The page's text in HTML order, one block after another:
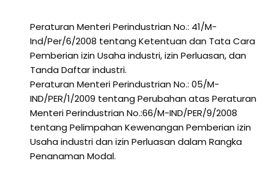
Peraturan Menteri Perindustrian No.: 41/M-
Ind/Per/6/2008 tentang Ketentuan dan Tata Cara
Pemberian izin Usaha industri, izin Perluasan, dan
Tanda Daftar industri.
Peraturan Menteri Perindustrian No.: 05/M-
IND/PER/1/2009 tentang Perubahan atas Peraturan
Menteri Perindustrian No.:66/M-IND/PER/9/2008
tentang Pelimpahan Kewenangan Pemberian izin
Usaha industri dan izin Perluasan dalam Rangka
Penanaman Modal.